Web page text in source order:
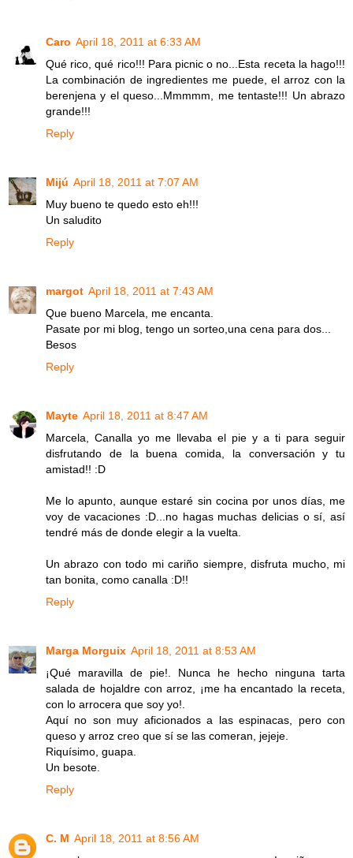
Caro April 18, 2011 at 6:33 AM
Qué rico, qué rico!!! Para picnic o no...Esta receta la hago!!!
La combinación de ingredientes me puede, el arroz con la
berenjena y el queso...Mmmmm, me tentaste!!! Un abrazo
grande!!!
Reply
Mijú April 18, 2011 at 7:07 AM
Muy bueno te quedo esto eh!!!
Un saludito
Reply
margot April 18, 2011 at 7:43 AM
Que bueno Marcela, me encanta.
Pasate por mi blog, tengo un sorteo,una cena para dos...
Besos
Reply
Mayte April 18, 2011 at 8:47 AM
Marcela, Canalla yo me llevaba el pie y a ti para seguir
disfrutando de la buena comida, la conversación y tu
amistad!! :D
Me lo apunto, aunque estaré sin cocina por unos días, me
voy de vacaciones :D...no hagas muchas delicias o sí, así
tendré más de donde elegir a la vuelta.
Un abrazo con todo mi cariño siempre, disfruta mucho, mi
tan bonita, como canalla :D!!
Reply
Marga Morguix April 18, 2011 at 8:53 AM
¡Qué maravilla de pie!. Nunca he hecho ninguna tarta
salada de hojaldre con arroz, ¡me ha encantado la receta,
con lo arrocera que soy yo!.
Aquí no son muy aficionados a las espinacas, pero con
queso y arroz creo que sí se las comeran, jejeje.
Riquísimo, guapa.
Un besote.
Reply
C. M April 18, 2011 at 8:56 AM